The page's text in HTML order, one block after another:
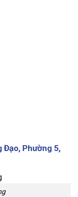
Đạo, Phường 5,